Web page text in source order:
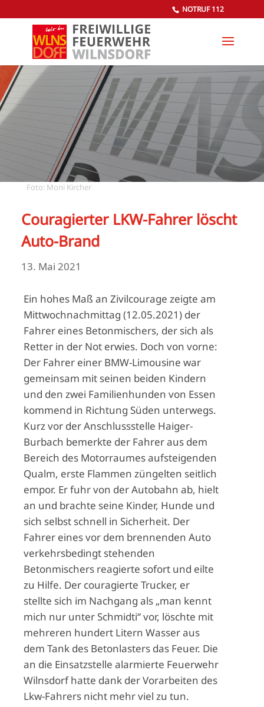
NOTRUF 112
Foto: Moni Kircher
Couragierter LKW-Fahrer löscht
Auto-Brand
13. Mai 2021
Ein hohes Maß an Zivilcourage zeigte am
Mittwochnachmittag (12.05.2021) der
Fahrer eines Betonmischers, der sich als
Retter in der Not erwies. Doch von vorne:
Der Fahrer einer BMW-Limousine war
gemeinsam mit seinen beiden Kindern
und den zwei Familienhunden von Essen
kommend in Richtung Süden unterwegs.
Kurz vor der Anschlussstelle Haiger-
Burbach bemerkte der Fahrer aus dem
Bereich des Motorraumes aufsteigenden
Qualm, erste Flammen züngelten seitlich
empor. Er fuhr von der Autobahn ab, hielt
an und brachte seine Kinder, Hunde und
sich selbst schnell in Sicherheit. Der
Fahrer eines vor dem brennenden Auto
verkehrsbedingt stehenden
Betonmischers reagierte sofort und eilte
zu Hilfe. Der couragierte Trucker, er
stellte sich im Nachgang als „man kennt
mich nur unter Schmidti“ vor, löschte mit
mehreren hundert Litern Wasser aus
dem Tank des Betonlasters das Feuer. Die
an die Einsatzstelle alarmierte Feuerwehr
Wilnsdorf hatte dank der Vorarbeiten des
Lkw-Fahrers nicht mehr viel zu tun.